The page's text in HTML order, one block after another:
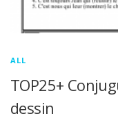
ALL
TOP25+
dessin